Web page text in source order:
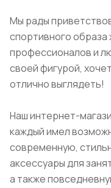
Мы рады
спортивного
профессионалов и
своей фигурой,
отлично выглядеть!
Наш интернет-
каждый имел
современную,
аксессуары для
а также